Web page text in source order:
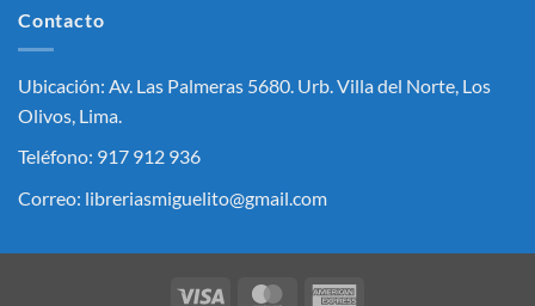
Contacto
Ubicación: Av. Las Palmeras 5680. Urb. Villa del Norte, Los
Olivos, Lima.
Teléfono: 917 912 936
Correo: libreriasmiguelito@gmail.com
Visa MasterCard